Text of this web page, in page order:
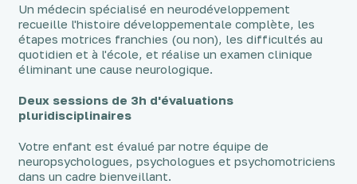
Un médecin spécialisé en neurodéveloppement
recueille l'histoire développementale complète, les
étapes motrices franchies (ou non), les difficultés au
quotidien et à l'école, et réalise un examen clinique
éliminant une cause neurologique.
Deux sessions de 3h d'évaluations
pluridisciplinaires
Votre enfant est évalué par notre équipe de
neuropsychologues, psychologues et psychomotriciens
dans un cadre bienveillant.